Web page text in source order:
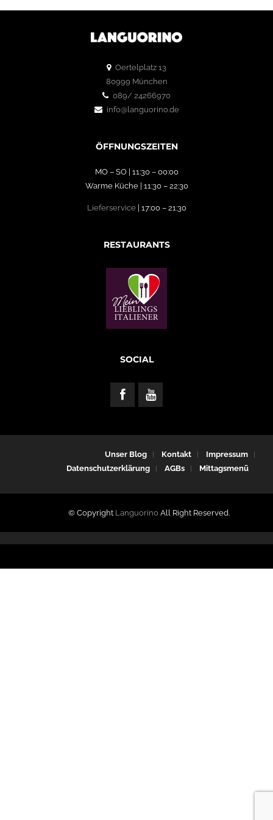
Oertelplatz 13
80999 München
089/ 24266970
info@languorino.de
ÖFFNUNGSZEITEN
MO – SO | 11:30 – 00:00
Warme Küche | 11:30 – 22:30
Lieferservice| 17:00 – 21:30
RESTAURANTS
SOCIAL
Unser Blog Kontakt
Impressum
Datenschutzerklärung
AGBs Mittagsmenü
© Copyright LanguorinoAll Right Reserved.